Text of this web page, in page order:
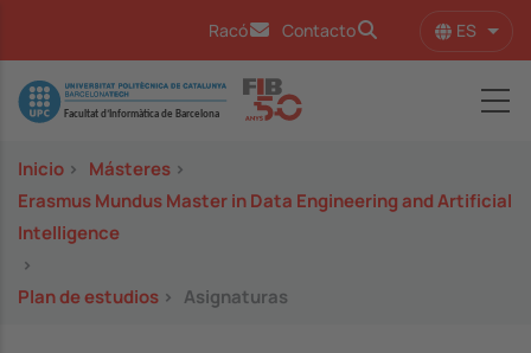
Racó Contacto ES
Image
Inicio > Másteres >
Erasmus Mundus Master in Data Engineering and Artificial
Intelligence
>
Plan de estudios > Asignaturas